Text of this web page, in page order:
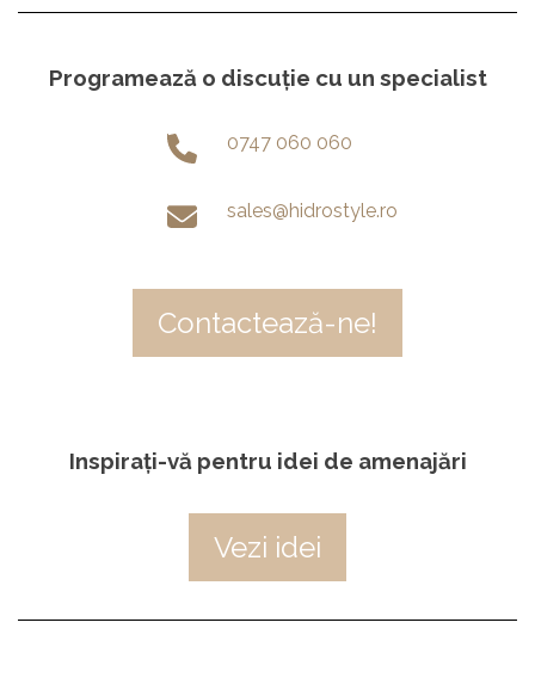
Programează o discuție cu un specialist
0747 060 060
sales@hidrostyle.ro
Contactează-ne!
Inspirați-vă pentru idei de amenajări
Vezi idei